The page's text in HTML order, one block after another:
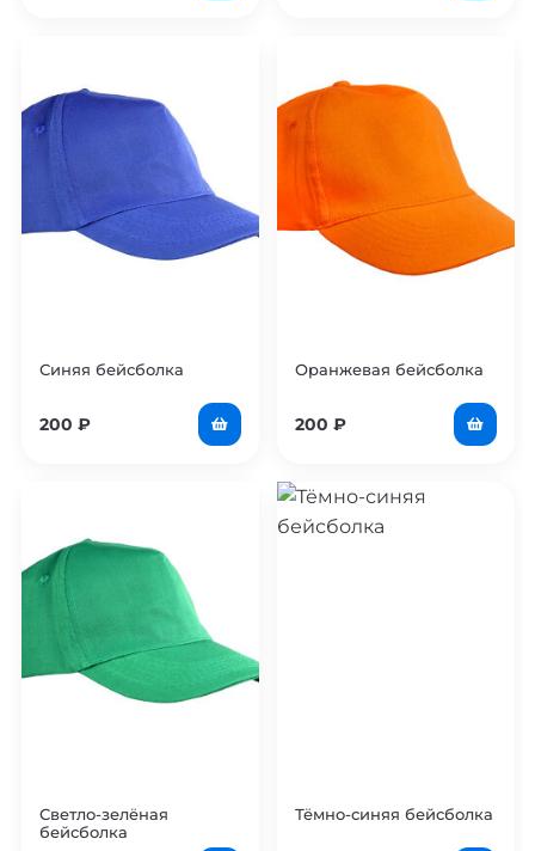
Синяя бейсболка
200 ₽
Оранжевая бейсболка
200 ₽
Светло-зелёная
бейсболка
Тёмно-синяя бейсболка